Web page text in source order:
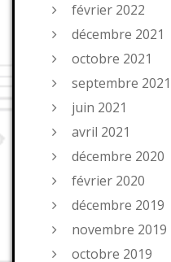
février 2022
décembre 2021
octobre 2021
septembre 2021
juin 2021
avril 2021
décembre 2020
février 2020
décembre 2019
novembre 2019
octobre 2019